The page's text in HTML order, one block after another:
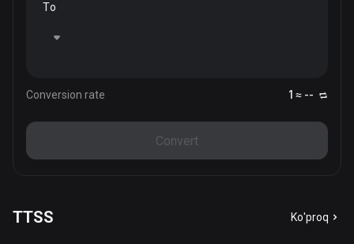
To
Conversion rate 1 ≈ --
Convert
TTSS Ko'proq